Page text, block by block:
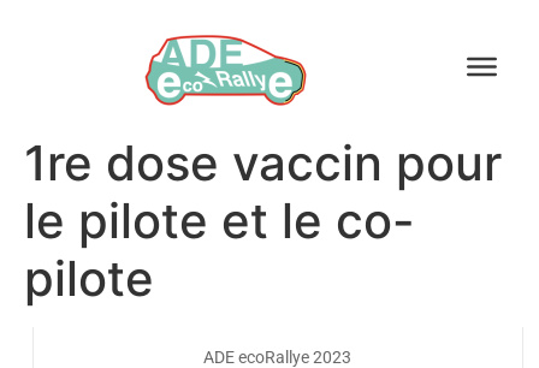
1re dose vaccin pour
le pilote et le co-
pilote
ADE ecoRallye 2023